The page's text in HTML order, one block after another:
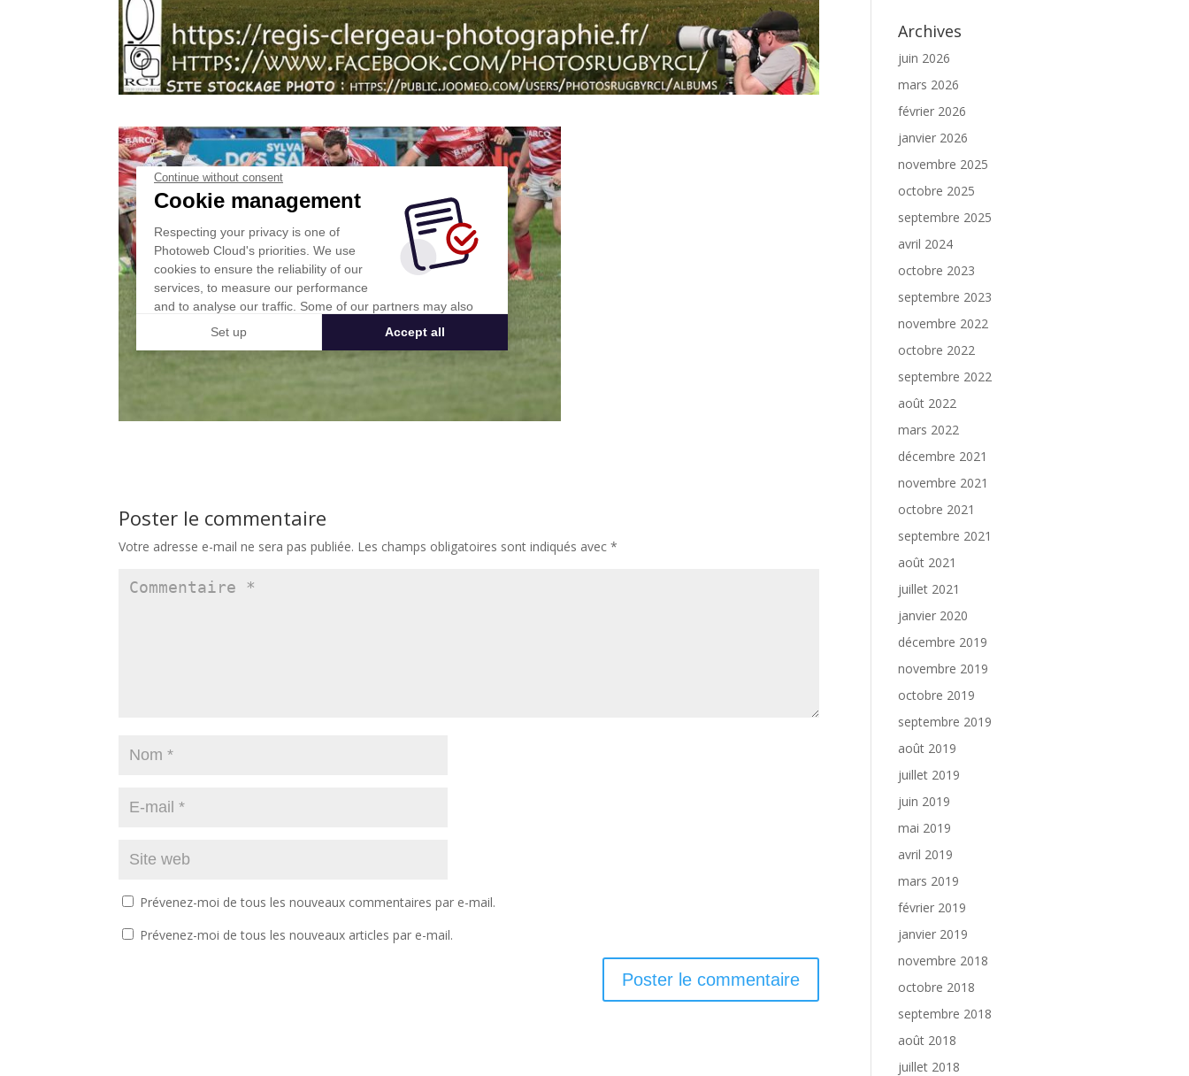
Poster le commentaire
Votre adresse e-mail ne sera pas publiée. Les champs obligatoires sont indiqués avec*
Prévenez-moi de tous les nouveaux commentaires par e-mail.
Prévenez-moi de tous les nouveaux articles par e-mail.
Archives
juin 2026
mars 2026
février 2026
janvier 2026
novembre 2025
octobre 2025
septembre 2025
avril 2024
octobre 2023
septembre 2023
novembre 2022
octobre 2022
septembre 2022
août 2022
mars 2022
décembre 2021
novembre 2021
octobre 2021
septembre 2021
août 2021
juillet 2021
janvier 2020
décembre 2019
novembre 2019
octobre 2019
septembre 2019
août 2019
juillet 2019
juin 2019
mai 2019
avril 2019
mars 2019
février 2019
janvier 2019
novembre 2018
octobre 2018
septembre 2018
août 2018
juillet 2018